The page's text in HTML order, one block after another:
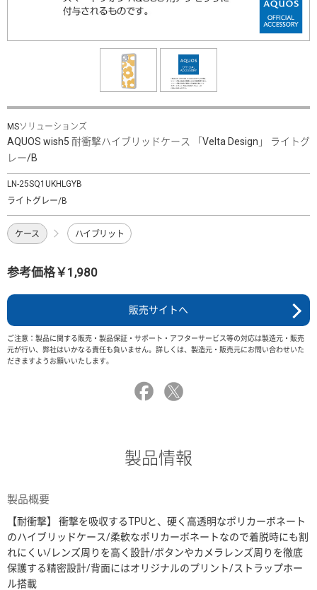
MSソリューションズ
AQUOS wish5 耐衝撃ハイブリッドケース 「Velta Design」 ライトグ
レー/B
LN-25SQ1UKHLGYB
ライトグレー/B
ケース ハイブリット
参考価格￥1,980
販売サイトへ
ご注意：製品に関する販売・製品保証・サポート・アフターサービス等の対応は製造元・販売
元が行い、弊社はいかなる責任も負いません。詳しくは、製造元・販売元にお問い合わせいた
だきますようお願いいたします。
製品情報
製品概要
【耐衝撃】 衝撃を吸収するTPUと、硬く高透明なポリカーボネート
のハイブリッドケース/柔軟なポリカーボネートなので着脱時にも割
れにくい/レンズ周りを高く設計/ボタンやカメラレンズ周りを徹底
保護する精密設計/背面にはオリジナルのプリント/ストラップホー
ル搭載